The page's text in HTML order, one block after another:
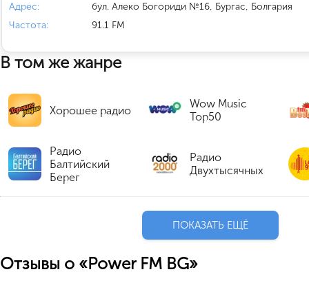
Адрес:
бул. Алеко Богориди №16, Бургас, Болгария
Частота:
91.1 FM
В том же жанре
Хорошее радио
Wow Music
Top50
Радио
Балтийский
Берег
Радио
Двухтысячных
ПОКАЗАТЬ ЕЩЁ
Отзывы о «Power FM BG»